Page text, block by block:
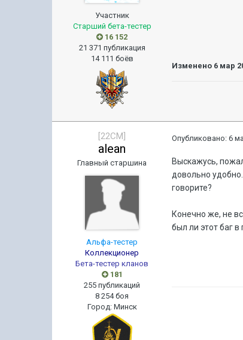
Участник
Старший бета-тестер
16 152
21 371 публикация
14 111 боёв
Изменено 6 мар
[22CM]
alean
Главный старшина
Альфа-тестер
Коллекционер
Бета-тестер кланов
181
255 публикаций
8 254 боя
Город: Минск
Опубликовано:6
Выскажусь,
довольно
говорите?
Конечно же, не
был ли этот баг